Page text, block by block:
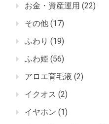
お金・資産運用 (22)
その他 (17)
ふわり (19)
ふわ姫 (56)
アロエ育毛液 (2)
イクオス (2)
イヤホン (1)